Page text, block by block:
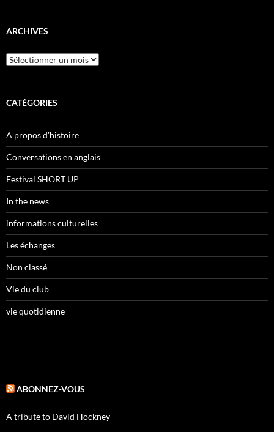
ARCHIVES
Archives
CATÉGORIES
A propos d'histoire
Conversations en anglais
Festival SHORT UP
In the news
informations culturelles
Les échanges
Non classé
Vie du club
vie quotidienne
ABONNEZ-VOUS
A tribute to David Hockney